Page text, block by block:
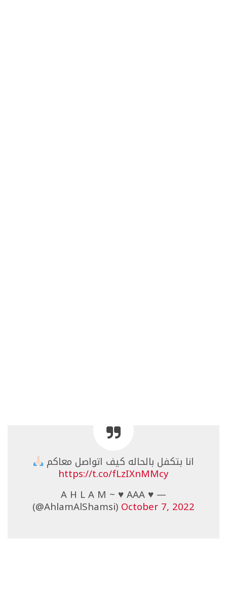
انا بتكفل بالحاله كيف اتواصل معاكم
https://t.co/fLzIXnMMcy
— A H L A M ~ ♥️ AAA ♥️
(@AhlamAlShamsi)October 7, 2022